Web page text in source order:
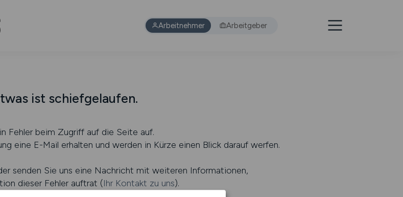
Arbeitnehmer Arbeitgeber
ist schiefgelaufen.
Fehler beim Zugriff auf die Seite auf.
eine E-Mail erhalten und werden in Kürze einen Blick darauf werfen.
senden Sie uns eine Nachricht mit weiteren Informationen,
dieser Fehler auftrat (Ihr Kontakt zu uns).